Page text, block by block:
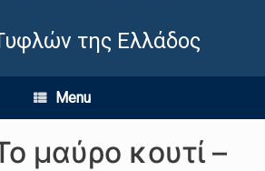
της Ελλάδος
Menu
μαύρο κουτί –